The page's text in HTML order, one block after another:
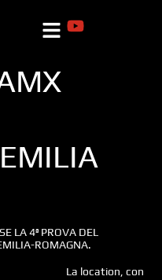
LA 4ª PROVA DEL
ROMAGNA.
La location, con